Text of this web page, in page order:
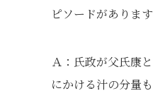
ピソードがあります
Ａ：氏政が父氏康
にかける汁の分量